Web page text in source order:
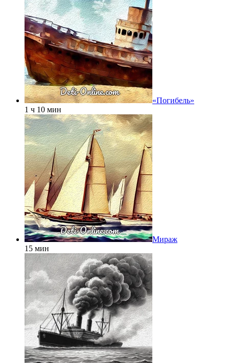
«Погибель»
1 ч 10 мин
Мираж
15 мин